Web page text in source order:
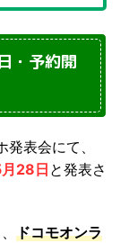
・予約開
表会にて、
28日 と発表さ
ドコモオンラ